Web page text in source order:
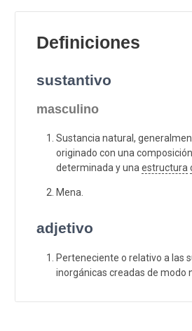
Definiciones
sustantivo
masculino
Sustancia natural,
originado con una composición
determinada y una estructura
Mena.
adjetivo
Perteneciente o relativo a las
inorgánicas creadas de modo